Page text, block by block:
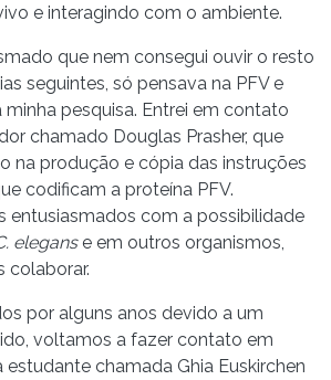
e interagindo com o ambiente.
que nem consegui ouvir o resto
seguintes, só pensava na PFV e
pesquisa. Entrei em contato
chamado Douglas Prasher, que
na produção e cópia das instruções
codificam a proteína PFV.
entusiasmados com a possibilidade
eleganse em outros organismos,
colaborar.
por alguns anos devido a um
voltamos a fazer contato em
estudante chamada Ghia Euskirchen